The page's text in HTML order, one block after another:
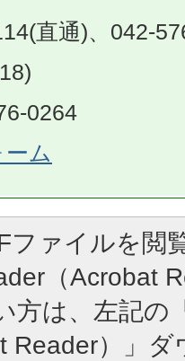
直通)、042-
0264
ム
ファイルを閲
（Acrobat
方は、左記の
Reader）」